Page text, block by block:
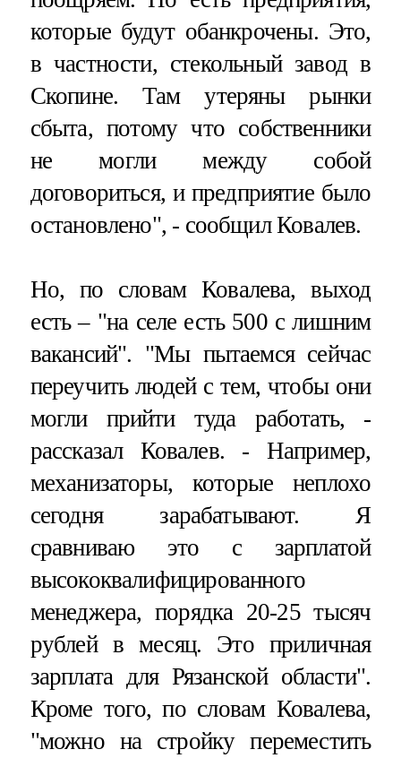
которые будут обанкрочены. Это,
в частности, стекольный завод в
Скопине. Там утеряны рынки
сбыта, потому что собственники
не могли между собой
договориться, и предприятие было
остановлено", - сообщил Ковалев.
Но, по словам Ковалева, выход
есть – "на селе есть 500 с лишним
вакансий". "Мы пытаемся сейчас
переучить людей с тем, чтобы они
могли прийти туда работать, -
рассказал Ковалев. - Например,
механизаторы, которые неплохо
сегодня зарабатывают. Я
сравниваю это с зарплатой
высококвалифицированного
менеджера, порядка 20-25 тысяч
рублей в месяц. Это приличная
зарплата для Рязанской области".
Кроме того, по словам Ковалева,
"можно на стройку переместить